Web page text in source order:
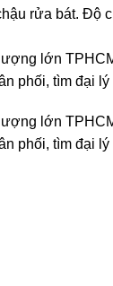
rửa bát. Độ
lớn
phối, tìm đại
lớn
phối, tìm đại